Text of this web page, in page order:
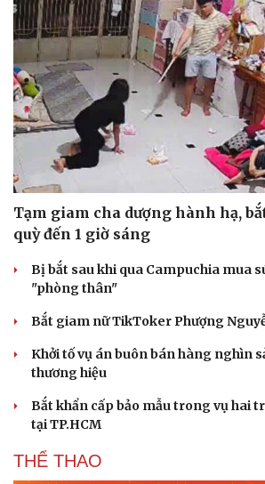
Âm nhạc
Di sản
Sao Việt
Tạm giam cha dượng hành hạ,
quỳ đến 1 giờ sáng
Bị bắt sau khi qua Campuchia mua
"phòng thân"
Bắt giam nữ TikToker Phượng
Khởi tố vụ án buôn bán hàng nghìn
thương hiệu
Bắt khẩn cấp bảo mẫu trong vụ hai
tại TP.HCM
THỂ THAO